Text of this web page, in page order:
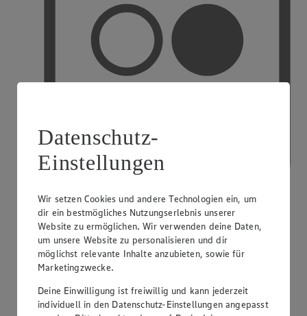
PAYBACK
Datenschutz-
Einstellungen
Wir setzen Cookies und andere Technologien ein, um
dir ein bestmögliches Nutzungserlebnis unserer
Website zu ermöglichen. Wir verwenden deine Daten,
um unsere Website zu personalisieren und dir
möglichst relevante Inhalte anzubieten, sowie für
Marketingzwecke.
Deine Einwilligung ist freiwillig und kann jederzeit
individuell in den Datenschutz-Einstellungen angepasst